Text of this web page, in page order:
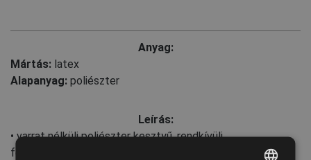
Anyag:
Mártás: latex
Alapanyag: poliészter
Leírás:
• varrat nélküli poliészter kesztyű, rendkívüli
fogásbiztonság száraz és olajos környezetben • víz- és